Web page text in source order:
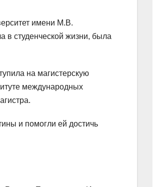
имени М.В.
в студенческой жизни, была
на магистерскую
международных
и помогли ей достичь